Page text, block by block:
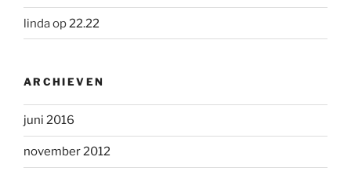
lindaop22.22
ARCHIEVEN
juni 2016
november 2012